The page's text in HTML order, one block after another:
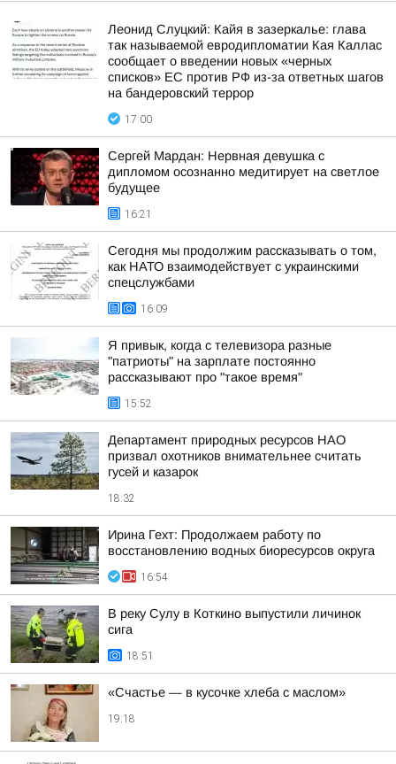
Леонид Слуцкий: Кайя в зазеркалье: глава
так называемой евродипломатии Кая Каллас
сообщает о введении новых «черных
списков» ЕС против РФ из-за ответных шагов
на бандеровский террор
17:00
Сергей Мардан: Нервная девушка с
дипломом осознанно медитирует на светлое
будущее
16:21
Сегодня мы продолжим рассказывать о том,
как НАТО взаимодействует с украинскими
спецслужбами
16:09
Я привык, когда с телевизора разные
"патриоты" на зарплате постоянно
рассказывают про "такое время"
15:52
Департамент природных ресурсов НАО
призвал охотников внимательнее считать
гусей и казарок
18:32
Ирина Гехт: Продолжаем работу по
восстановлению водных биоресурсов округа
16:54
В реку Сулу в Коткино выпустили личинок
сига
18:51
«Счастье — в кусочке хлеба с маслом»
19:18